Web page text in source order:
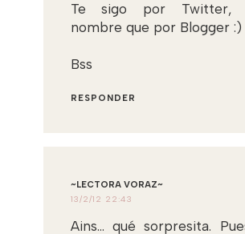
Te sigo por Twitter,
nombre que por Blogger :)
Bss
RESPONDER
~LECTORA VORAZ~
13/2/12 22:43
Ains... qué sorpresita.